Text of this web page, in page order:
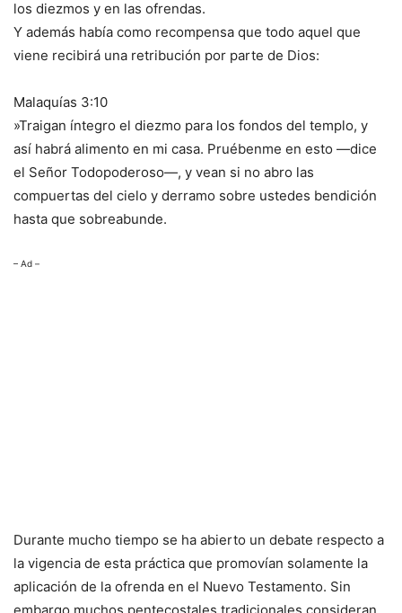
los diezmos y en las ofrendas.
Y además había como recompensa que todo aquel que
viene recibirá una retribución por parte de Dios:
Malaquías 3:10
»Traigan íntegro el diezmo para los fondos del templo, y
así habrá alimento en mi casa. Pruébenme en esto —dice
el Señor Todopoderoso—, y vean si no abro las
compuertas del cielo y derramo sobre ustedes bendición
hasta que sobreabunde.
– Ad –
Durante mucho tiempo se ha abierto un debate respecto a
la vigencia de esta práctica que promovían solamente la
aplicación de la ofrenda en el Nuevo Testamento. Sin